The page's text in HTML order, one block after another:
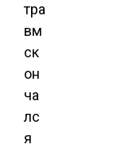
тра
вм
ск
он
ча
лс
я